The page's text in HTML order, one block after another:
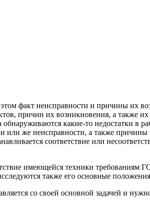
факт неисправности и причины их
причин их возникновения, а также
обнаруживаются какие-то недостатки в
или же неисправности, а также
соответствие или
имеющейся техники
также его основные
со своей основной задачей и